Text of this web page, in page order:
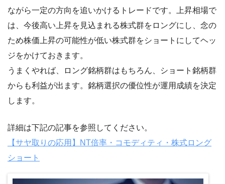
ながら一定の方向を追いかけるトレードです。上昇相場で
は、今後高い上昇を見込まれる株式群をロングにし、念の
ため株価上昇の可能性が低い株式群をショートにしてヘッ
ジをかけておきます。
うまくやれば、ロング銘柄群はもちろん、ショート銘柄群
からも利益が出ます。銘柄選択の優位性が運用成績を決定
します。
詳細は下記の記事を参照してください。
【サヤ取りの応用】NT倍率・コモディティ・株式ロング
ショート